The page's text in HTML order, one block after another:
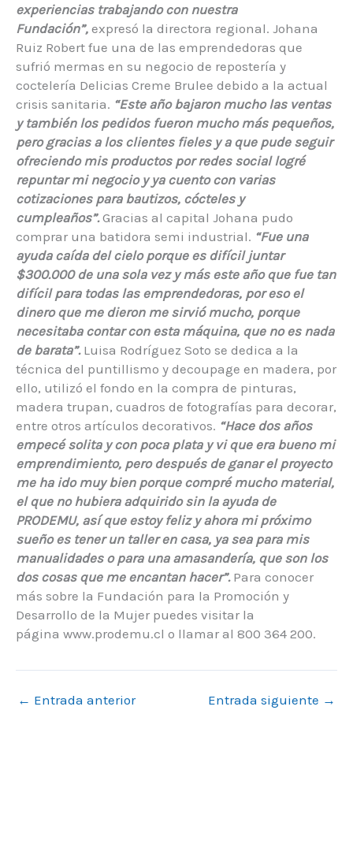
experiencias trabajando con nuestra
Fundación”, expresó la directora regional. Johana
Ruiz Robert fue una de las emprendedoras que
sufrió mermas en su negocio de repostería y
coctelería Delicias Creme Brulee debido a la actual
crisis sanitaria. “Este año bajaron mucho las ventas
y también los pedidos fueron mucho más pequeños,
pero gracias a los clientes fieles y a que pude seguir
ofreciendo mis productos por redes social logré
repuntar mi negocio y ya cuento con varias
cotizaciones para bautizos, cócteles y
cumpleaños”.Gracias al capital Johana pudo
comprar una batidora semi industrial. “Fue una
ayuda caída del cielo porque es difícil juntar
$300.000 de una sola vez y más este año que fue tan
difícil para todas las emprendedoras, por eso el
dinero que me dieron me sirvió mucho, porque
necesitaba contar con esta máquina, que no es nada
de barata”.Luisa Rodríguez Soto se dedica a la
técnica del puntillismo y decoupage en madera, por
ello, utilizó el fondo en la compra de pinturas,
madera trupan, cuadros de fotografías para decorar,
entre otros artículos decorativos. “Hace dos años
empecé solita y con poca plata y vi que era bueno mi
emprendimiento, pero después de ganar el proyecto
me ha ido muy bien porque compré mucho material,
el que no hubiera adquirido sin la ayuda de
PRODEMU, así que estoy feliz y ahora mi próximo
sueño es tener un taller en casa, ya sea para mis
manualidades o para una amasandería, que son los
dos cosas que me encantan hacer”.Para conocer
más sobre la Fundación para la Promoción y
Desarrollo de la Mujer puedes visitar la
página www.prodemu.cl o llamar al 800 364 200.
← Entrada anterior Entrada siguiente →